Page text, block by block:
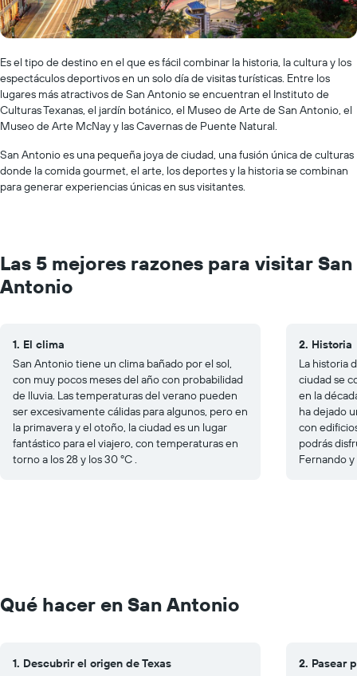
Es el tipo de destino en el que es fácil combinar la historia, la cultura y los
espectáculos deportivos en un solo día de visitas turísticas. Entre los
lugares más atractivos de San Antonio se encuentran el Instituto de
Culturas Texanas, el jardín botánico, el Museo de Arte de San Antonio, el
Museo de Arte McNay y las Cavernas de Puente Natural.
San Antonio es una pequeña joya de ciudad, una fusión única de culturas
donde la comida gourmet, el arte, los deportes y la historia se combinan
para generar experiencias únicas en sus visitantes.
Las 5 mejores razones para visitar San
Antonio
1. El clima
San Antonio tiene un clima bañado por el sol,
con muy pocos meses del año con probabilidad
de lluvia. Las temperaturas del verano pueden
ser excesivamente cálidas para algunos, pero en
la primavera y el otoño, la ciudad es un lugar
fantástico para el viajero, con temperaturas en
torno a los 28 y los 30 ºC .
2. Historia
La historia
ciudad se
en la
ha dejado
con
podrás
Fernando
Qué hacer en San Antonio
1. Descubrir el origen de Texas
2. Pasear